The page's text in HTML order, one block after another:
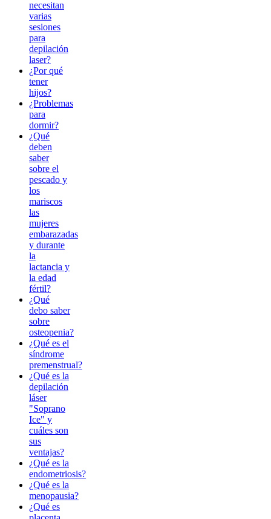
necesitan
varias
sesiones
para
depilación
laser?
¿Por qué
tener
hijos?
¿Problemas
para
dormir?
¿Qué
deben
saber
sobre el
pescado y
los
mariscos
las
mujeres
embarazadas
y durante
la
lactancia y
la edad
fértil?
¿Qué
debo saber
sobre
osteopenia?
¿Qué es el
síndrome
premenstrual?
¿Qué es la
depilación
láser
"Soprano
Ice" y
cuáles son
sus
ventajas?
¿Qué es la
endometriosis?
¿Qué es la
menopausia?
¿Qué es